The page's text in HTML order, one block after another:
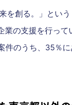
を創る。」とい
の支援を行って
のうち、35％